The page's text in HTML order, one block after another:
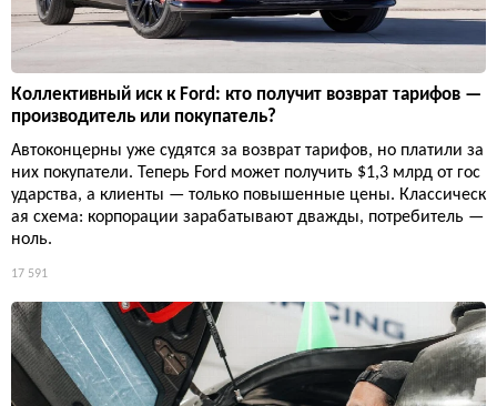
Коллективный иск к Ford: кто получит возврат тарифов —
производитель или покупатель?
Автоконцерны уже судятся за возврат тарифов, но платили за
них покупатели. Теперь Ford может получить $1,3 млрд от гос
ударства, а клиенты — только повышенные цены. Классическ
ая схема: корпорации зарабатывают дважды, потребитель —
ноль.
17 591